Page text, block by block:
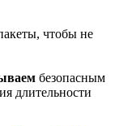
чтобы не
безопасным
длительности